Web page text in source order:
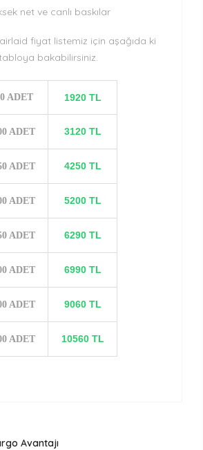
net ve canlı baskılar
fiyat listemiz için aşağıda ki
bakabilirsiniz.
ADET 1920 TL
ADET 3120 TL
ADET 4250 TL
ADET 5200 TL
ADET 6290 TL
ADET 6990 TL
ADET 9060 TL
ADET 10560 TL
Avantajı